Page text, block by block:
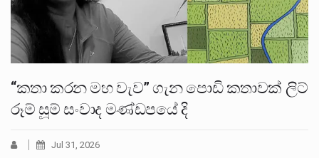
“කතා කරන මහ වැව” ගැන පොඩි කතාවක් ලිට්
රූම් සූම් සංවාද මණ්ඩපයේ දි
Jul 31, 2026